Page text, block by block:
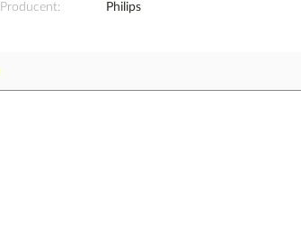
Producent
Philips